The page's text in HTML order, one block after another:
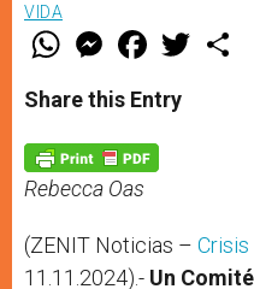
VIDA
W
t
s
p
p
M
e
s
e
g
e
r
F
a
e
b
o
k
w
Share this Entry
Rebecca Oas
(ZENIT Noticias –
11.11.2024).- Un